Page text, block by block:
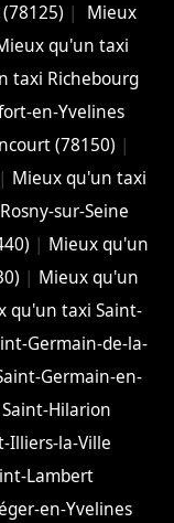
|
Mieux
qu'un taxi
taxi Richebourg
en-Yvelines
(78150) |
| Mieux qu'un taxi
sur-Seine
| Mieux qu'un
| Mieux qu'un
qu'un taxi Saint-
Germain-de-la-
Germain-en-
Hilarion
Illiers-la-Ville
Lambert
en-Yvelines